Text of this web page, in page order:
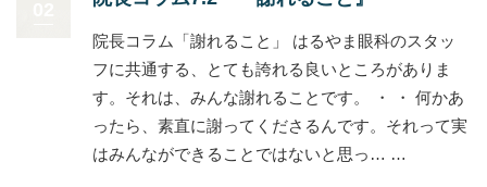
院長コラム「謝れること」 はるやま眼科のスタッ
フに共通する、とても誇れる良いところがありま
す。それは、みんな謝れることです。 ・ ・ 何かあ
ったら、素直に謝ってくださるんです。それって実
はみんなができることではないと思っ… …